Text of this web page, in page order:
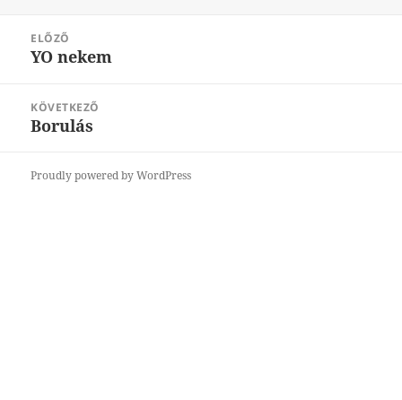
navigáció
ELŐZŐ
Korábbi
YO nekem
KÖVETKEZŐ
Következő
Borulás
Proudly powered by WordPress